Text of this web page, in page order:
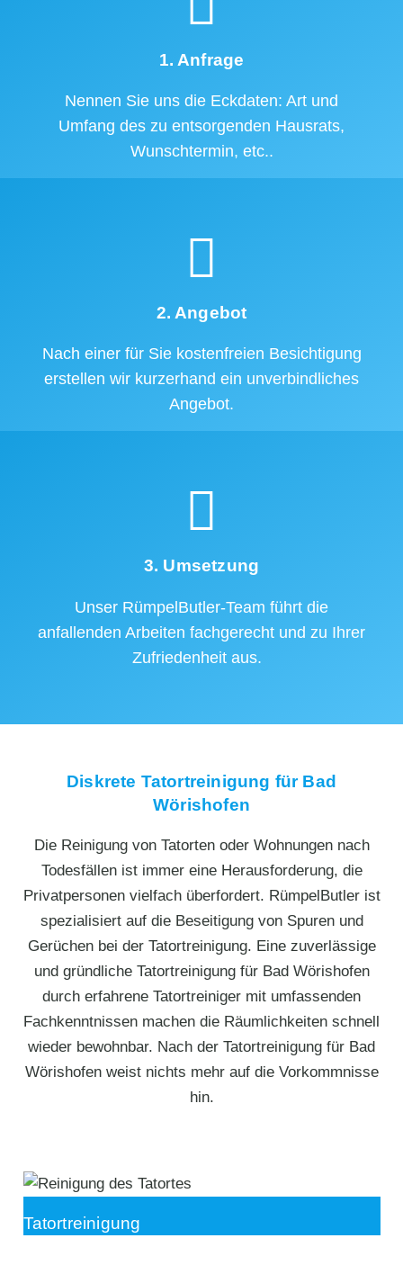
1. Anfrage
Nennen Sie uns die Eckdaten: Art und
Umfang des zu entsorgenden Hausrats,
Wunschtermin, etc..
2. Angebot
Nach einer für Sie kostenfreien Besichtigung
erstellen wir kurzerhand ein unverbindliches
Angebot.
3. Umsetzung
Unser RümpelButler-Team führt die
anfallenden Arbeiten fachgerecht und zu Ihrer
Zufriedenheit aus.
Diskrete Tatortreinigung für Bad
Wörishofen
Die Reinigung von Tatorten oder Wohnungen nach
Todesfällen ist immer eine Herausforderung, die
Privatpersonen vielfach überfordert. RümpelButler ist
spezialisiert auf die Beseitigung von Spuren und
Gerüchen bei der Tatortreinigung. Eine zuverlässige
und gründliche Tatortreinigung für Bad Wörishofen
durch erfahrene Tatortreiniger mit umfassenden
Fachkenntnissen machen die Räumlichkeiten schnell
wieder bewohnbar. Nach der Tatortreinigung für Bad
Wörishofen weist nichts mehr auf die Vorkommnisse
hin.
Tatortreinigung